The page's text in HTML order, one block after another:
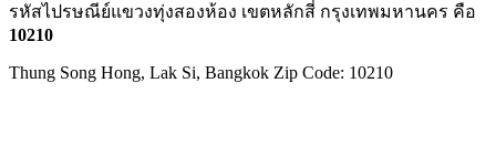
รหัสไปรษณีย์แขวงทุ่งสองห้อง เขตหลักสี่ กรุงเทพมหานคร คือ
10210
Thung Song Hong, Lak Si, Bangkok Zip Code: 10210